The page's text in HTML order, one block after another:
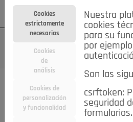
Su cuenta Regístrese
TODAS Deporte
Cookies
estrictamente
necesarias
Cookies
de
análisis
Cookies de
personalización
y funcionalidad
Nuestra
cookies
para su
por
Son las
csrftoken:
seguridad
formularios.